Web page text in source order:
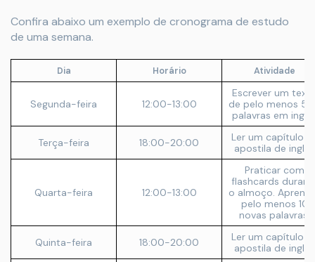
Confira abaixo um exemplo de cronograma de estudo
de uma semana.
Dia Horário Atividade
Segunda-feira 12:00-13:00
Escrever um
de pelo menos
palavras em
Terça-feira 18:00-20:00
Ler um capítulo
apostila de inglês
Quarta-feira 12:00-13:00
Praticar com
flashcards
o almoço.
pelo menos 10
novas palavras.
Quinta-feira 18:00-20:00
Ler um capítulo
apostila de inglês